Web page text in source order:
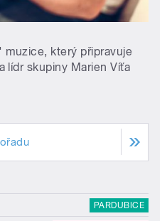
muzice, který připravuje
lídr skupiny Marien Víťa
PARDUBICE